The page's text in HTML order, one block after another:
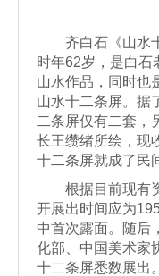
齐白石《山水十
时年62岁，是白石
山水作品，同时也
山水十二条屏。据
二条屏仅有二套，
长王缵绪所绘，现
十二条屏就成了民
根据目前现有资
开展出时间应为
中首次露面。随后
化部、中国美术家
十二条屏悉数展出